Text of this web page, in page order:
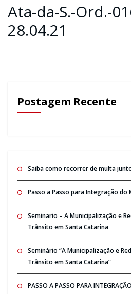
Ata-da-S.-Ord.-
28.04.21
Postagem Recente
Saiba como recorrer de multa junto
Passo a Passo para Integração do
Seminario – A Municipalização e
Trânsito em Santa Catarina
Seminário “A Municipalização e
Trânsito em Santa Catarina”
PASSO A PASSO PARA